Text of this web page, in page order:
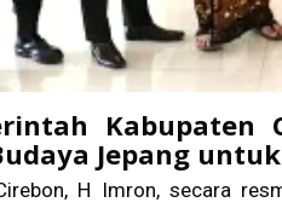
Kabupaten
Jepang
H Imron, secara